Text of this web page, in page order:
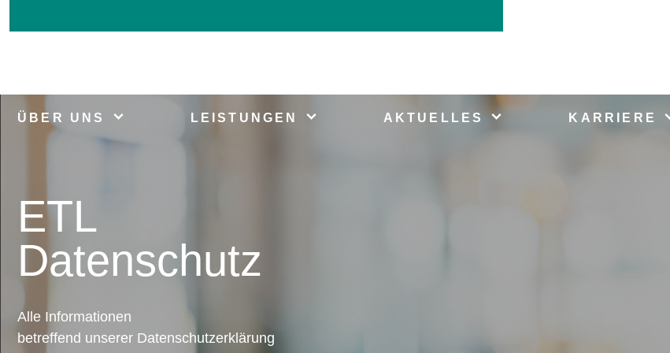
ÜBER UNS LEISTUNGEN AKTUELLES KARRIERE
ETL
Datenschutz
Alle Informationen
betreffend unserer Datenschutzerklärung